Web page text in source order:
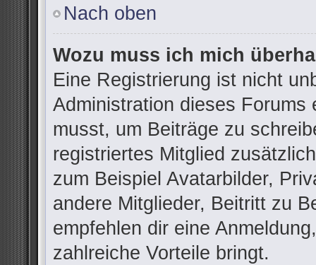
Nach oben
Wozu muss ich mich
Eine Registrierung ist nicht
Administration dieses
musst, um Beiträge zu
registriertes Mitglied
zum Beispiel Avatarbilder,
andere Mitglieder, Beitritt zu
empfehlen dir eine
zahlreiche Vorteile bringt.